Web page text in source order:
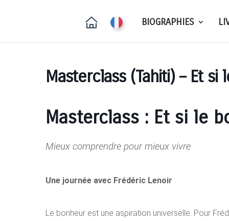
BIOGRAPHIES
Masterclass (Tahiti) – Et si
Masterclass : Et si le
Mieux comprendre pour mieux vivre
Une journée avec Frédéric Lenoir
Le bonheur est une aspiration universelle. Pour